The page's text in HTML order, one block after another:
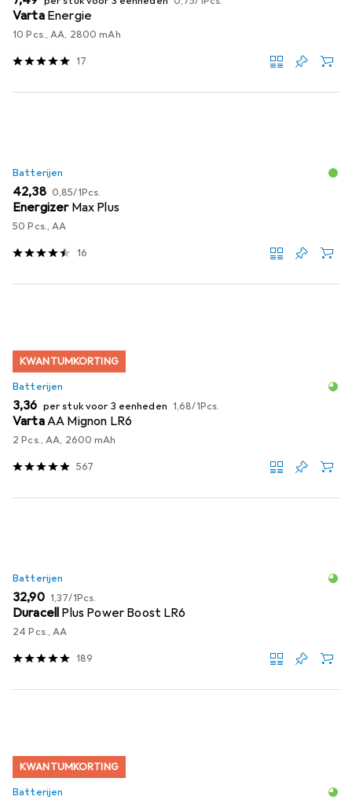
Varta Energie
10 Pcs., AA, 2800 mAh
17
Batterijen
EUR
42,38 EUR
0,85/1Pcs.
Energizer Max Plus
50 Pcs., AA
16
KWANTUMKORTING
Batterijen
EUR
3,36 per stuk voor 3 eenheden EUR
1,68/1Pcs.
VartaAA Mignon LR6
2 Pcs., AA, 2600 mAh
567
Batterijen
EUR
32,90 EUR
1,37/1Pcs.
Duracell Plus Power Boost LR6
24 Pcs., AA
189
KWANTUMKORTING
Batterijen